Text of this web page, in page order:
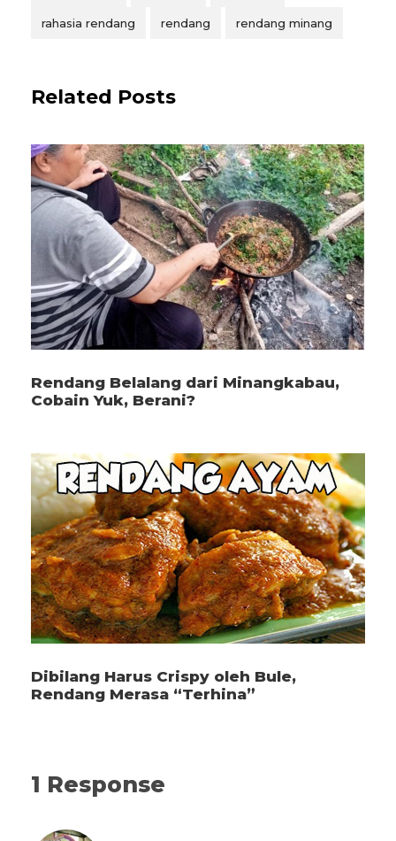
rahasia rendang rendang rendang minang
Related Posts
Rendang Belalang dari Minangkabau,
Cobain Yuk, Berani?
Dibilang Harus Crispy oleh Bule,
Rendang Merasa “Terhina”
1 Response